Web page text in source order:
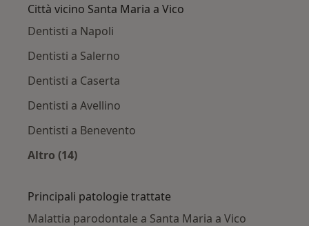
Città vicino Santa Maria a Vico
Dentisti a Napoli
Dentisti a Salerno
Dentisti a Caserta
Dentisti a Avellino
Dentisti a Benevento
Altro (14)
Principali patologie trattate
Malattia parodontale a Santa Maria a Vico